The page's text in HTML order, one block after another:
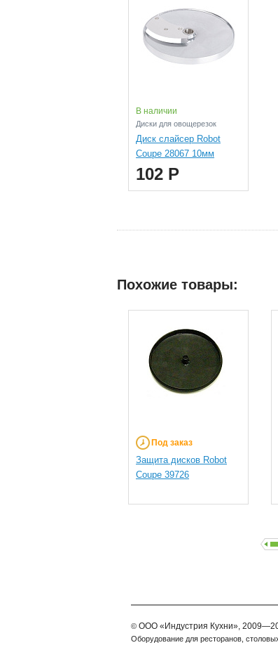
В наличии
Диски для овощерезок
Диск слайсер Robot
Coupe 28067 10мм
102 Р
Похожие товары:
Под заказ
Защита дисков Robot
Coupe 39726
© ООО «Индустрия Кухни»,
Оборудование для ресторанов,